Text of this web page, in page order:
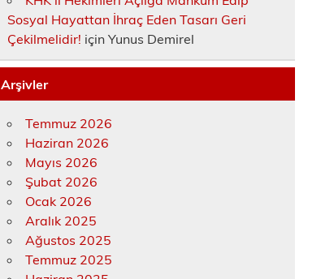
Sosyal Hayattan İhraç Eden Tasarı Geri
Çekilmelidir! içinYunus Demirel
Arşivler
Temmuz 2026
Haziran 2026
Mayıs 2026
Şubat 2026
Ocak 2026
Aralık 2025
Ağustos 2025
Temmuz 2025